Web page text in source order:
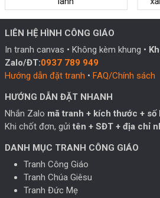
LIÊN HỆ HÌNH CÔNG GIÁO
In tranh canvas • Không kèm khung •
Zalo/ĐT:0937 789 949
Hướng dẫn đặt tranh • FAQ/Chính sách
HƯỚNG DẪN ĐẶT NHANH
Nhắn Zalo mã tranh + kích thước + số
Khi chốt đơn, gửi tên + SĐT + địa chỉ
DANH MỤC TRANH CÔNG GIÁO
Tranh Công Giáo
Tranh Chúa Giêsu
Tranh Đức Mẹ